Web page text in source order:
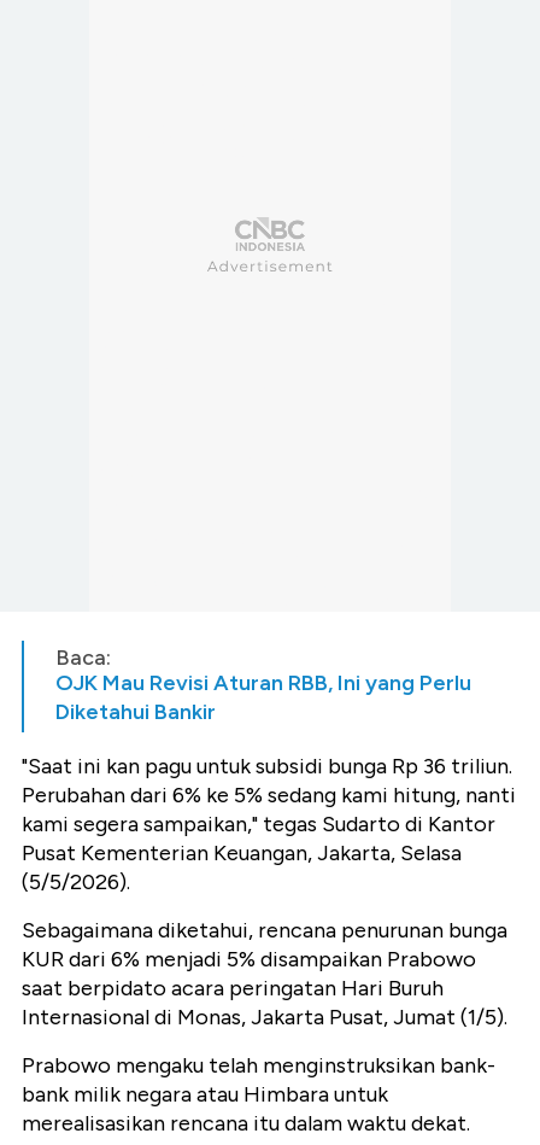
Baca:
OJK Mau Revisi Aturan RBB, Ini yang Perlu
Diketahui Bankir
"Saat ini kan pagu untuk subsidi bunga Rp 36 triliun.
Perubahan dari 6% ke 5% sedang kami hitung, nanti
kami segera sampaikan," tegas Sudarto di Kantor
Pusat Kementerian Keuangan, Jakarta, Selasa
(5/5/2026).
Sebagaimana diketahui, rencana penurunan bunga
KUR dari 6% menjadi 5% disampaikan Prabowo
saat berpidato acara peringatan Hari Buruh
Internasional di Monas, Jakarta Pusat, Jumat (1/5).
Prabowo mengaku telah menginstruksikan bank-
bank milik negara atau Himbara untuk
merealisasikan rencana itu dalam waktu dekat.